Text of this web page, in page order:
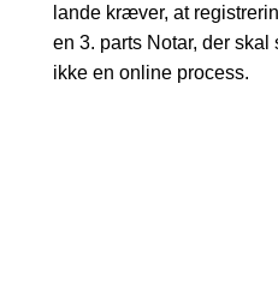
lande kræver, at
en 3. parts Notar, der skal
ikke en online process.